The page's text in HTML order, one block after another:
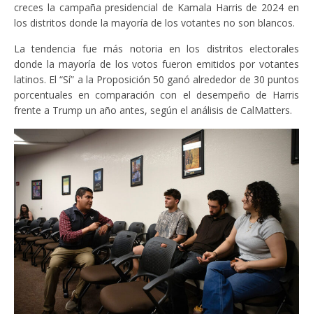
creces la campaña presidencial de Kamala Harris de 2024 en
los distritos donde la mayoría de los votantes no son blancos.
La tendencia fue más notoria en los distritos electorales
donde la mayoría de los votos fueron emitidos por votantes
latinos. El “Sí” a la Proposición 50 ganó alrededor de 30 puntos
porcentuales en comparación con el desempeño de Harris
frente a Trump un año antes, según el análisis de CalMatters.